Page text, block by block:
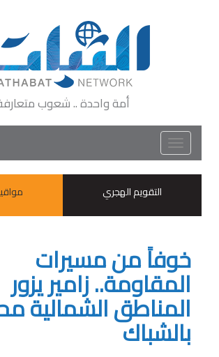
أمة واحدة .. شعوب
Toggle
navigation
التقويم الهجري
خوفاً من مسيرات
المقاومة.. زامير يزور
المناطق الشمالية
بالشباك